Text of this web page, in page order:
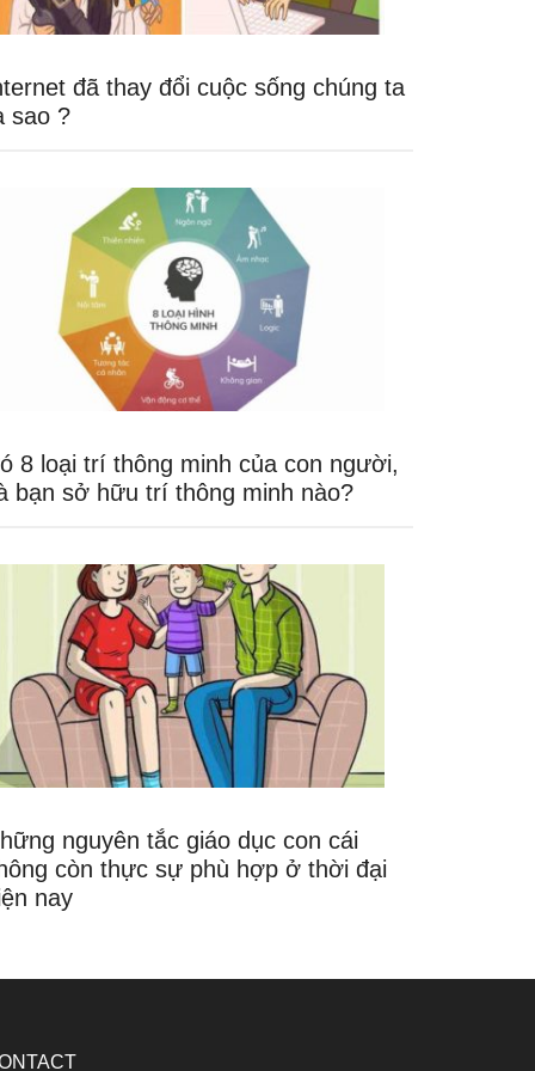
đã thay đổi cuộc sống chúng ta
sao ?
8 loại trí thông minh của con người,
bạn sở hữu trí thông minh nào?
nguyên tắc giáo dục con cái
còn thực sự phù hợp ở thời đại
nay